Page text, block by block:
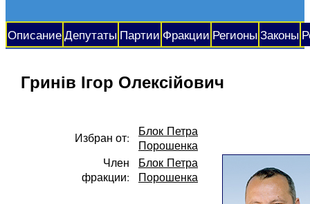
Описание Депутаты Партии Фракции Регионы Законы
Гринів Ігор Олексійович
Избран от:
Блок Петра
Порошенка
Член
фракции:
Блок Петра
Порошенка